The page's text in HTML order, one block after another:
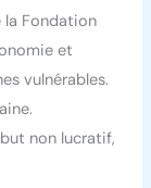
la Fondation
et
vulnérables.
non lucratif,